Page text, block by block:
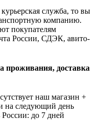
служба, то вы
компанию.
покупателям
России, СДЭК, авито-
проживания, доставка
наш магазин +
на следующий день
России: до 7 дней